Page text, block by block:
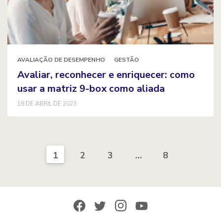
AVALIAÇÃO DE DESEMPENHO GESTÃO
Avaliar, reconhecer e enriquecer: como
usar a matriz 9-box como aliada
18 DE ABRIL DE 2023
1 2 3 … 8